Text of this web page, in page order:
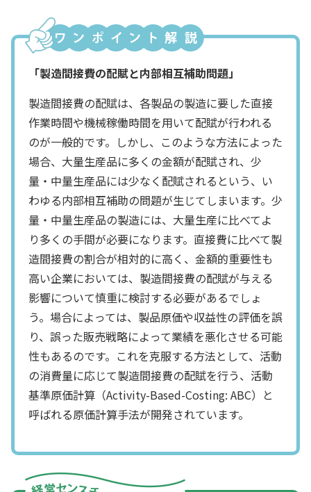
「製造間接費の配賦と内部相互補助問題」
製造間接費の配賦は、各製品の製造に要した直接
作業時間や機械稼働時間を用いて配賦が行われる
のが一般的です。しかし、このような方法によった
場合、大量生産品に多くの金額が配賦され、少
量・中量生産品には少なく配賦されるという、い
わゆる内部相互補助の問題が生じてしまいます。少
量・中量生産品の製造には、大量生産に比べてよ
り多くの手間が必要になります。直接費に比べて製
造間接費の割合が相対的に高く、金額的重要性も
高い企業においては、製造間接費の配賦が与える
影響について慎重に検討する必要があるでしょ
う。場合によっては、製品原価や収益性の評価を誤
り、誤った販売戦略によって業績を悪化させる可能
性もあるのです。これを克服する方法として、活動
の消費量に応じて製造間接費の配賦を行う、活動
基準原価計算（Activity-Based-Costing: ABC）と
呼ばれる原価計算手法が開発されています。